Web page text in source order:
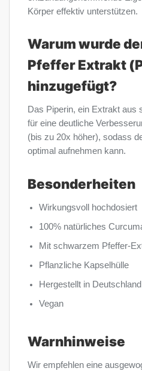
Körper effektiv unterstützen.
Warum wurde
Pfeffer Extrakt
hinzugefügt?
Das Piperin, ein Extrakt aus
für eine deutliche
(bis zu 20x höher), sodass
optimal aufnehmen kann.
Besonderheiten
Wirkungsvoll hochdosiert
100% natürliches
Mit schwarzem Pfeffer-
Pflanzliche Kapselhülle
Hergestellt in Deutschland
Vegan
Warnhinweise
Wir empfehlen eine